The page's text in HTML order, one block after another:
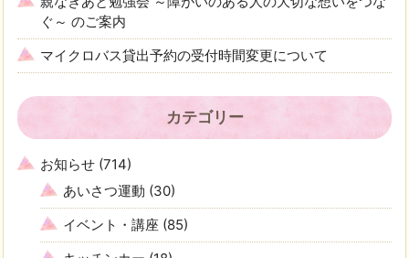
ぐ～ のご案内
マイクロバス貸出予約の受付時間変更について
カテゴリー
お知らせ (714)
あいさつ運動 (30)
イベント・講座 (85)